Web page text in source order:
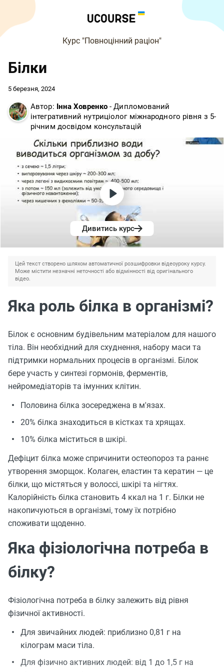
Курс "Повноцінний раціон"
Білки
5 березня, 2024
Автор: Інна Ховренко - Дипломований
інтегративний нутриціолог міжнародного рівня з 5-
річним досвідом консультацій
Дивитись курс
Цей текст створено шляхом автоматичної розшифровки відеоуроку курсу.
Може містити незначні неточності або відмінності від оригінального
відео.
Яка роль білка в організмі?
Білок є основним будівельним матеріалом для нашого
тіла. Він необхідний для схуднення, набору маси та
підтримки нормальних процесів в організмі. Білок
бере участь у синтезі гормонів, ферментів,
нейромедіаторів та імунних клітин.
Половина білка зосереджена в м'язах.
20% білка знаходиться в кістках та хрящах.
10% білка міститься в шкірі.
Дефіцит білка може спричинити остеопороз та раннє
утворення зморщок. Колаген, еластин та кератин — це
білки, що містяться у волоссі, шкірі та нігтях.
Калорійність білка становить 4 ккал на 1 г. Білки не
накопичуються в організмі, тому їх потрібно
споживати щоденно.
Яка фізіологічна потреба в
білку?
Фізіологічна потреба в білку залежить від рівня
фізичної активності.
Для звичайних людей: приблизно 0,81 г на
кілограм маси тіла.
Для фізично активних людей: від 1 до 1,5 г на